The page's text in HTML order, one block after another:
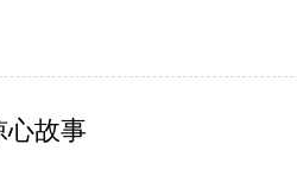
心故事